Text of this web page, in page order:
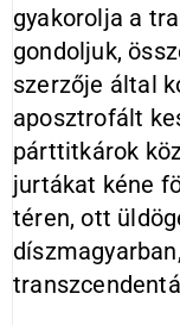
gyakorolja a
gondoljuk,
szerzője által
aposztrofált
párttitkárok
jurtákat kéne
téren, ott